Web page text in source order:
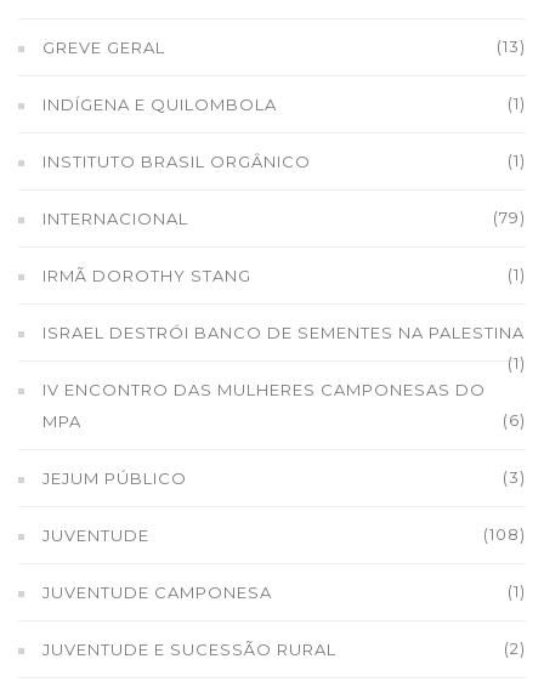
GREVE GERAL (13)
INDÍGENA E QUILOMBOLA (1)
INSTITUTO BRASIL ORGÂNICO (1)
INTERNACIONAL (79)
IRMÃ DOROTHY STANG (1)
ISRAEL DESTRÓI BANCO DE SEMENTES NA PALESTINA
(1)
IV ENCONTRO DAS MULHERES CAMPONESAS DO
MPA
(6)
JEJUM PÚBLICO (3)
JUVENTUDE (108)
JUVENTUDE CAMPONESA (1)
JUVENTUDE E SUCESSÃO RURAL (2)